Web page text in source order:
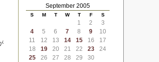
September 2005
S M T W T F S
1 2
3
4
5 6 7 8 9
10
11
12 13 14 15 16
17
18
19 20 21 22 23
24
25
26 27 28 29
30